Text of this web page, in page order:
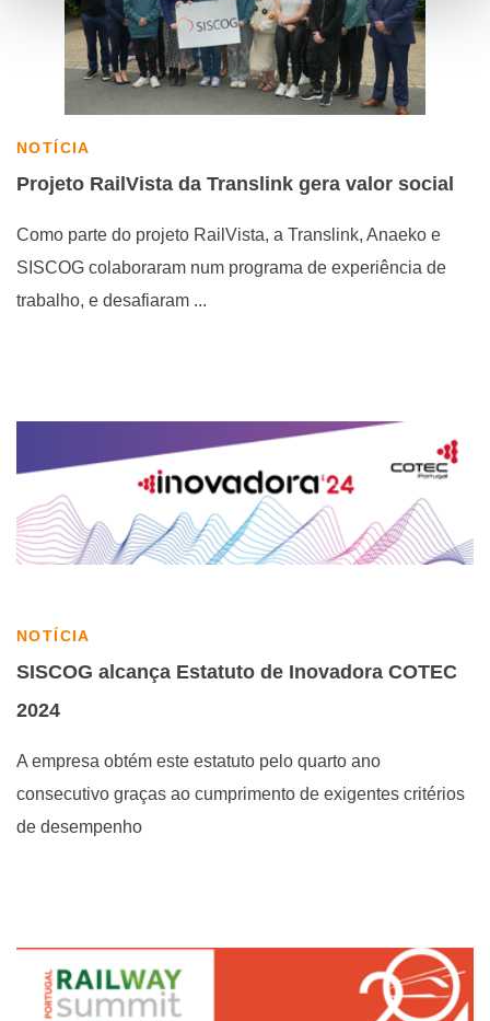
NOTÍCIA
Projeto RailVista da Translink gera valor social
Como parte do projeto RailVista, a Translink, Anaeko e
SISCOG colaboraram num programa de experiência de
trabalho, e desafiaram ...
NOTÍCIA
SISCOG alcança Estatuto de Inovadora COTEC
2024
A empresa obtém este estatuto pelo quarto ano
consecutivo graças ao cumprimento de exigentes critérios
de desempenho